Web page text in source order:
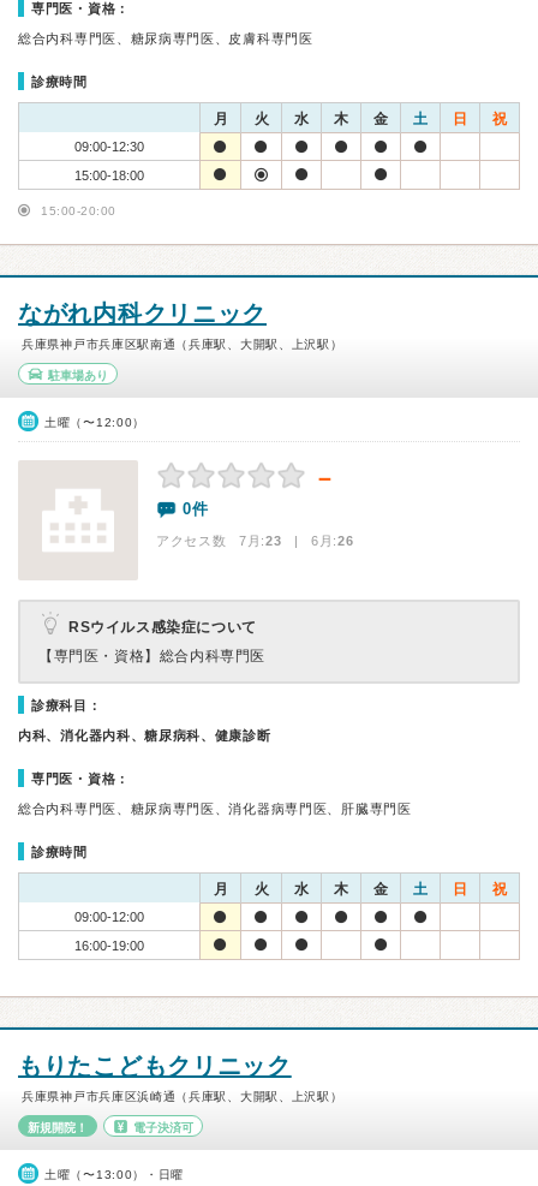
専門医・資格：
総合内科専門医、糖尿病専門医、皮膚科専門医
診療時間
月 火 水 木 金 土 日 祝
09:00-12:30
15:00-18:00
15:00-20:00
ながれ内科クリニック
兵庫県神戸市兵庫区駅南通（兵庫駅、大開駅、上沢駅）
駐車場あり
土曜（〜12:00）
－
0件
アクセス数 7月:23 | 6月:26
RSウイルス感染症について
【専門医・資格】 総合内科専門医
診療科目：
内科、消化器内科、糖尿病科、健康診断
専門医・資格：
総合内科専門医、糖尿病専門医、消化器病専門医、肝臓専門医
診療時間
月 火 水 木 金 土 日 祝
09:00-12:00
16:00-19:00
もりたこどもクリニック
兵庫県神戸市兵庫区浜崎通（兵庫駅、大開駅、上沢駅）
新規開院！ 電子決済可
土曜（〜13:00）・日曜